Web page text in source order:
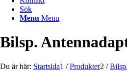
Sök
Menu Menu
Bilsp.
Du är här: Startsida1 / Produkter2 / Bilsp.